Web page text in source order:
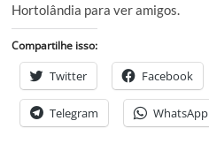
Hortolândia para ver amigos.
Compartilhe isso:
Twitter Facebook
Telegram WhatsApp